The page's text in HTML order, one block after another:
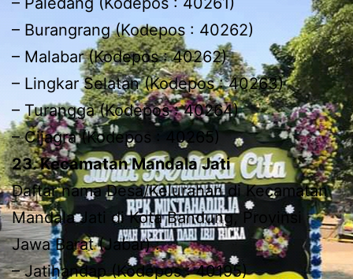
– Burangrang (Kodepos : 40262)
– Malabar (Kodepos : 40262)
– Lingkar Selatan (Kodepos : 40263)
– Turangga (Kodepos : 40264)
– Cijagra (Kodepos : 40265)
23. Kecamatan Mandala Jati
Daftar nama Desa/Kelurahan di Kecamatan
Mandala Jati di Kota Bandung, Provinsi
Jawa Barat (Jabar) :
– Jatihandap (Kodepos : 40195)